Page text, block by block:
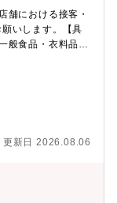
舗における接客・
いします。【具
般食品・衣料品・
など店舗運営・
時間例 】・7：
19：10（実働8
間／休憩80分
いい。」という
育制度の充実】■
入社4年目以降の
更新日 2026.08.06